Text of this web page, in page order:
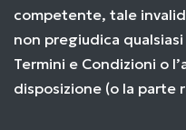
competente, tale
non pregiudica
Termini e Condizioni o
disposizione (o la parte